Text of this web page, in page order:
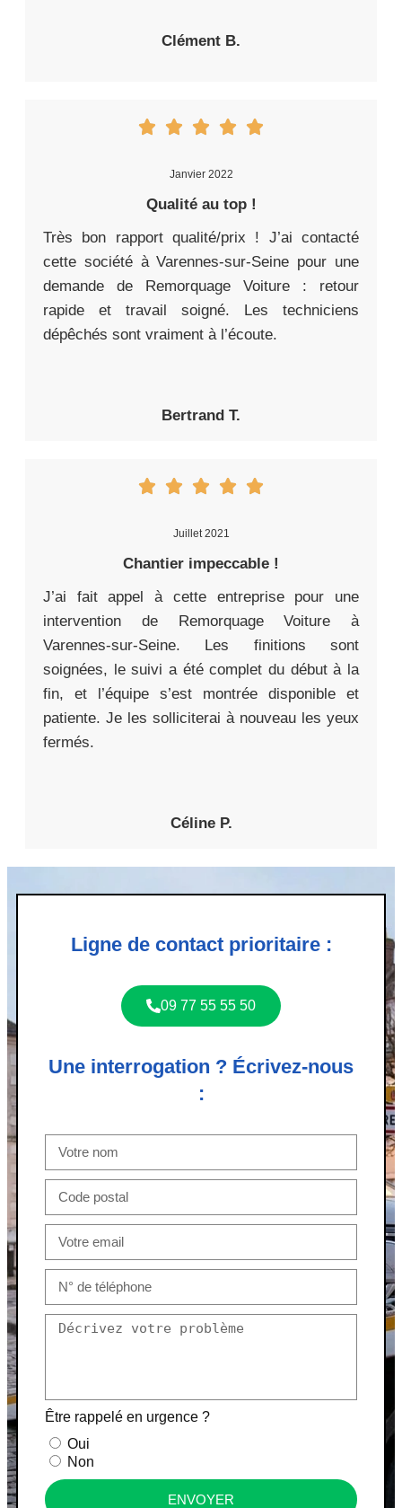
Clément B.
Janvier 2022
Qualité au top !
Très bon rapport qualité/prix ! J’ai contacté
cette société à Varennes-sur-Seine pour une
demande de Remorquage Voiture : retour
rapide et travail soigné. Les techniciens
dépêchés sont vraiment à l’écoute.
Bertrand T.
Juillet 2021
Chantier impeccable !
J’ai fait appel à cette entreprise pour une
intervention de Remorquage Voiture à
Varennes-sur-Seine. Les finitions sont
soignées, le suivi a été complet du début à la
fin, et l’équipe s’est montrée disponible et
patiente. Je les solliciterai à nouveau les yeux
fermés.
Céline P.
Ligne de contact prioritaire :
09 77 55 55 50
Une interrogation ? Écrivez-nous
:
Être rappelé en urgence ?
Oui
Non
ENVOYER